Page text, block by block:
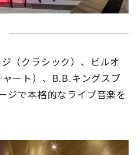
（クラシック）、ビルオ
ート）、B.B.キングスブ
ジで本格的なライブ音楽を